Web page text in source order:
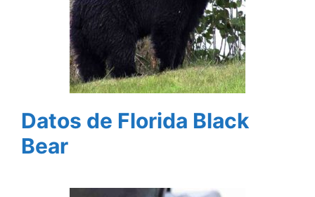
Datos de Florida Black
Bear